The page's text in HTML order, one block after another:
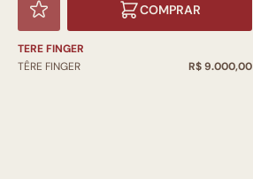
COMPRAR
TERE FINGER
TÊRE FINGER
R$ 9.000,00